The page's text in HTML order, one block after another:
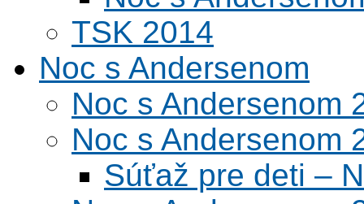
TSK 2014
Noc s Andersenom
Noc s Andersenom
Noc s Andersenom
Súťaž pre deti –